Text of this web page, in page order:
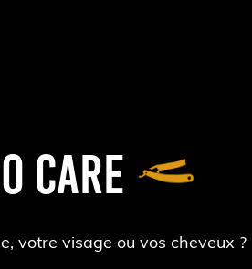
CARE
votre visage ou vos cheveux ?